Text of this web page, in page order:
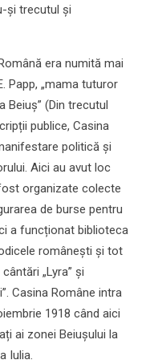
și trecutul și
era numită mai
Papp, „mama tuturor
(Din trecutul
publice, Casina
politică și
Aici au avut loc
organizate colecte
de burse pentru
a funcționat biblioteca
românești și tot
„Lyra” și
Casina Române intra
1918 când aici
ai zonei Beiușului la
Iulia.